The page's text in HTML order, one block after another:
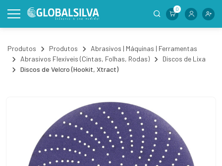
0
Produtos Produtos
Abrasivos | Máquinas | Ferramentas
Abrasivos Flexíveis (Cintas, Folhas, Rodas)
Discos de Lixa
Discos de Velcro (Hookit, Xtract)